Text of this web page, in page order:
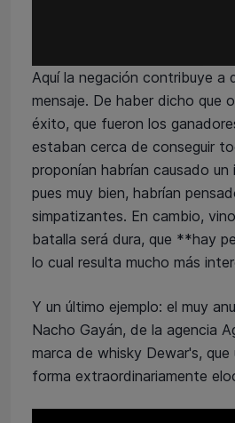
Aquí la negación contribuye a
mensaje. De haber dicho que
éxito, que fueron los
estaban cerca de conseguir
proponían habrían causado
pues muy bien, habrían
simpatizantes. En cambio,
batalla será dura, que **hay
lo cual resulta mucho más
Y un último ejemplo: el muy
Nacho Gayán, de la agencia
marca de whisky Dewar's, que
forma extraordinariamente